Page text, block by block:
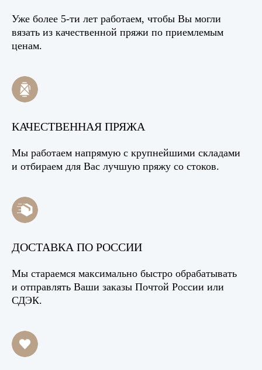
Уже более 5-ти лет работаем, чтобы Вы могли
вязать из качественной пряжи по приемлемым
ценам.
КАЧЕСТВЕННАЯ ПРЯЖА
Мы работаем напрямую с крупнейшими складами
и отбираем для Вас лучшую пряжу со стоков.
ДОСТАВКА ПО РОССИИ
Мы стараемся максимально быстро обрабатывать
и отправлять Ваши заказы Почтой России или
СДЭК.